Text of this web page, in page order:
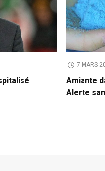
7 MARS
Amiante
Alerte